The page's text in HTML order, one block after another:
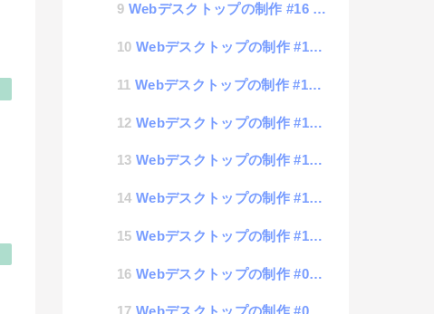
Webデスクトップの制作 #16 ウィンドウのリスト表示
Webデスクトップの制作 #15 ウィンドウ間のアイコン移動
Webデスクトップの制作 #14 Windowの中にアイコン入れてみた
Webデスクトップの制作 #13 windowの整列
Webデスクトップの制作 #12 データ保持機能
Webデスクトップの制作 #11 整列処理
Webデスクトップの制作 #10 アイコン操作
Webデスクトップの制作 #09 setting.jsonの登録